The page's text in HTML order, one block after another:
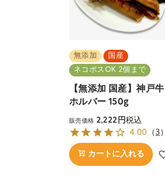
無添加
国産
ネコポスOK 2個まで
【無添加 国産】神戸牛
ホルバー 150g
販売価格 2,222 税込
4.00 （ 3 ）
カートに入れる